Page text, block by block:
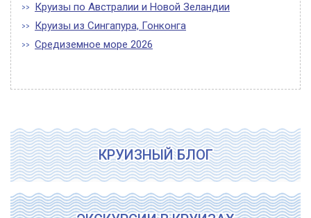
Круизы по Австралии и Новой Зеландии
Круизы из Сингапура, Гонконга
Средиземное море 2026
КРУИЗНЫЙ БЛОГ